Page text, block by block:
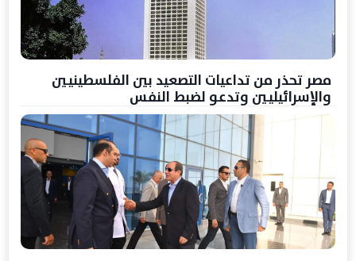
مصر تحذر من تداعيات التصعيد بين الفلسطينيين
والإسرائيليين وتدعو لضبط النفس